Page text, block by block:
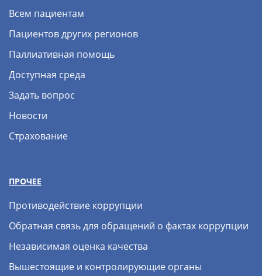
Всем пациентам
Пациентов других регионов
Паллиативная помощь
Доступная среда
Задать вопрос
Новости
Страхование
ПРОЧЕЕ
Противодействие коррупции
Обратная связь для обращений о фактах коррупции
Независимая оценка качества
Вышестоящие и контролирующие органы